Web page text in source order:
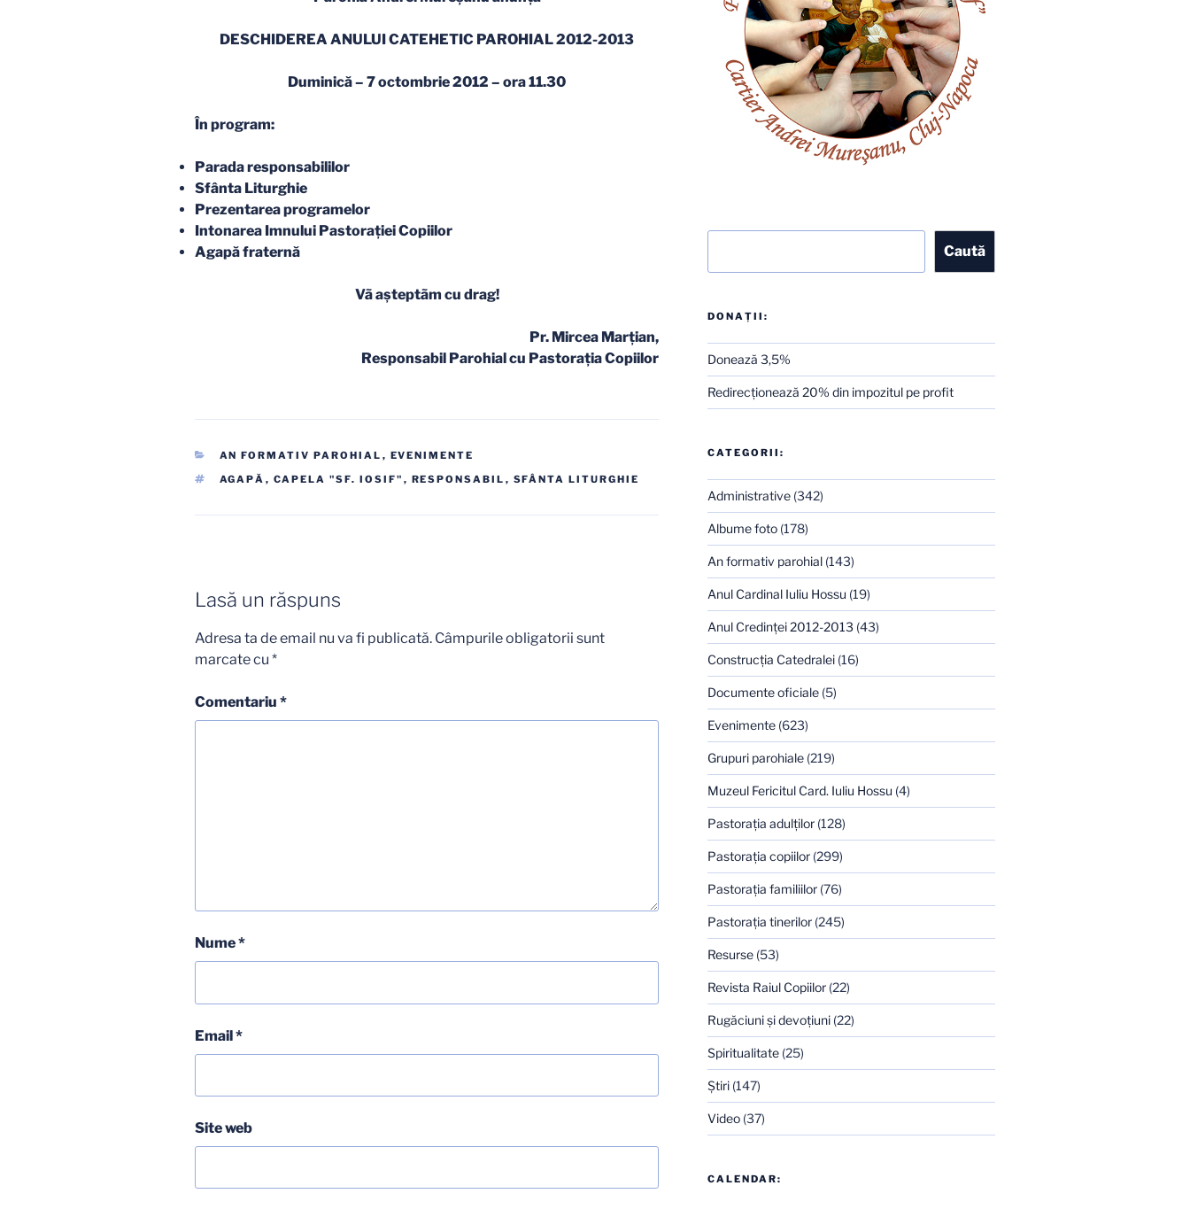
DESCHIDEREA ANULUI CATEHETIC PAROHIAL 2012-2013
Duminică – 7 octombrie 2012 – ora 11.30
În program:
Parada responsabililor
Sfânta Liturghie
Prezentarea programelor
Intonarea Imnului Pastoraţiei Copiilor
Agapă fraternă
Vã aşteptãm cu drag!
Pr. Mircea Marţian,
Responsabil Parohial cu Pastoraţia Copiilor
CATEGORII
AN FORMATIV PAROHIAL , EVENIMENTE
ETICHETE
AGAPĂ , CAPELA "SF. IOSIF" , RESPONSABIL , SFÂNTA LITURGHIE
Lasă un răspuns
Adresa ta de email nu va fi publicată. Câmpurile obligatorii sunt
marcate cu *
Comentariu *
Nume*
Email*
Site web
Caută
DONAȚII:
Donează 3,5%
Redirecţionează 20% din impozitul pe profit
CATEGORII:
Administrative(342)
Albume foto(178)
An formativ parohial(143)
Anul Cardinal Iuliu Hossu (19)
Anul Credinţei 2012-2013 (43)
Construcţia Catedralei(16)
Documente oficiale(5)
Evenimente(623)
Grupuri parohiale(219)
Muzeul Fericitul Card. Iuliu Hossu (4)
Pastoraţia adulţilor(128)
Pastoraţia copiilor(299)
Pastoraţia familiilor(76)
Pastoraţia tinerilor(245)
Resurse(53)
Revista Raiul Copiilor(22)
Rugăciuni şi devoţiuni(22)
Spiritualitate(25)
Ştiri(147)
Video(37)
CALENDAR: